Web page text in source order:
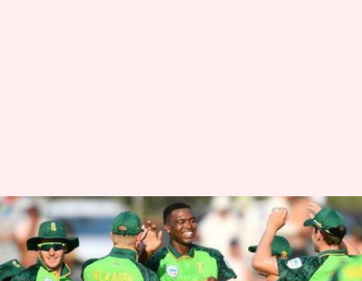
पूर्व दक्षिण अफ्रीकी ऑलराउंडर का
बड़ा बयान, कहा- भारत में भारत को
हराना है असंभव